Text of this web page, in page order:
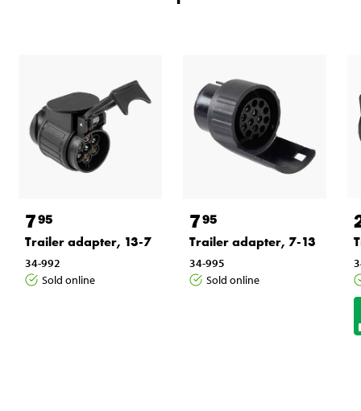
795
Trailer adapter, 13-7
34-992
Sold online
795
Trailer adapter, 7-13
34-995
Sold online